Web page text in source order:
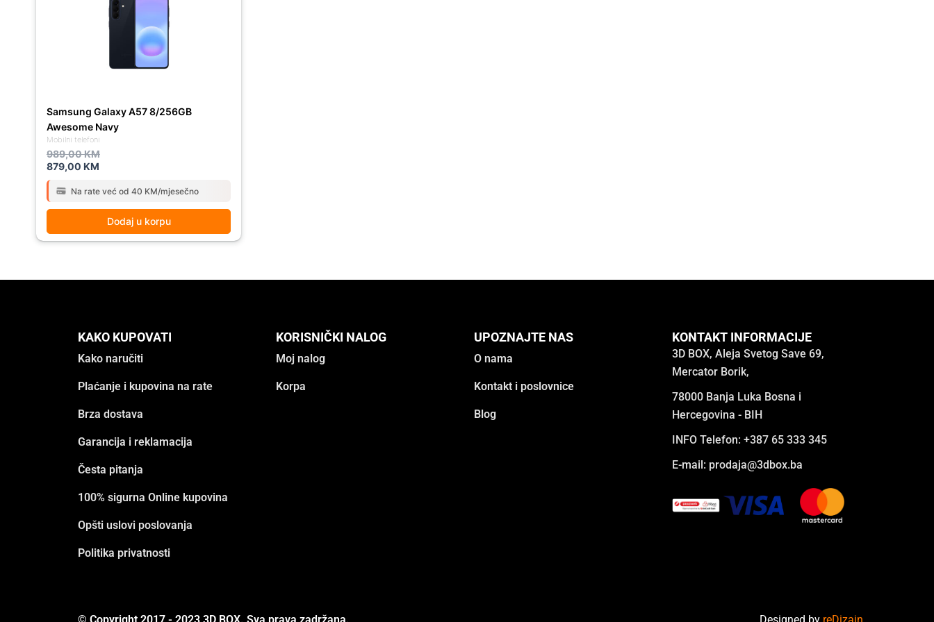
Mobilni telefoni
Samsung Galaxy A57 8/256GB
Awesome Navy
989,00KM
879,00 KM
Na rate već od 40 KM/mjesečno
Dodaj u korpu
KAKO KUPOVATI
Kako naručiti
Plaćanje i kupovina na rate
Brza dostava
Garancija i reklamacija
Česta pitanja
100% sigurna Online kupovina
Opšti uslovi poslovanja
Politika privatnosti
KORISNIČKI NALOG
Moj nalog
Korpa
UPOZNAJTE NAS
O nama
Kontakt i poslovnice
Blog
KONTAKT INFORMACIJE
3D BOX, Aleja Svetog Save 69,
Mercator Borik,
78000 Banja Luka Bosna i
Hercegovina - BIH
INFO Telefon: +387 65 333 345
E-mail: prodaja@3dbox.ba